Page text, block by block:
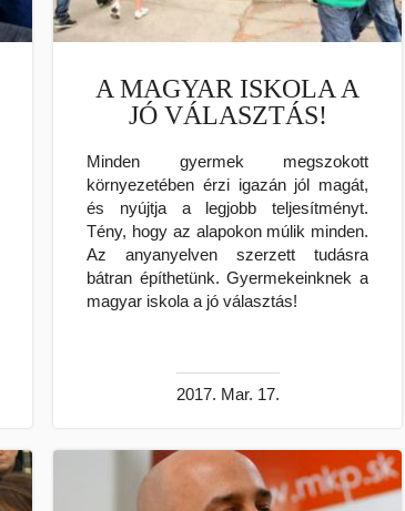
A MAGYAR ISKOLA A
JÓ VÁLASZTÁS!
Minden gyermek megszokott
környezetében érzi igazán jól magát,
és nyújtja a legjobb teljesítményt.
Tény, hogy az alapokon múlik minden.
Az anyanyelven szerzett tudásra
bátran építhetünk. Gyermekeinknek a
magyar iskola a jó választás!
2017. Mar. 17.